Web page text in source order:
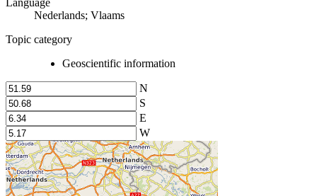
Nederlands; Vlaams
Topic category
Geoscientific information
N
S
E
W